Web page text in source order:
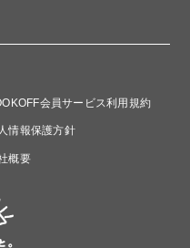
会員サービス利用規約
情報保護方針
概要